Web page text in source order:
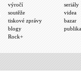
výročí
soutěže
tiskové zprávy
blogy
Rock+
seriály
videa
bazar